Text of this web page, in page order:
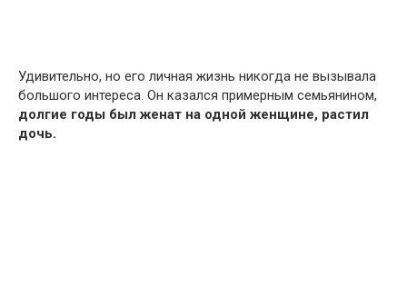
Удивительно, но его личная жизнь никогда не вызывала
большого интереса. Он казался примерным семьянином,
долгие годы был женат на одной женщине, растил
дочь.